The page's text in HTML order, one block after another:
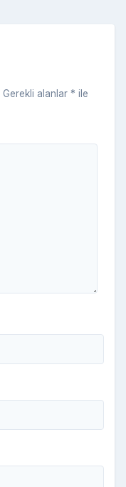
Gerekli alanlar * ile